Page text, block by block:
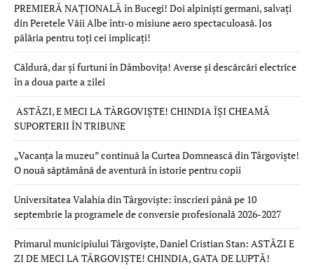
PREMIERĂ NAȚIONALĂ în Bucegi! Doi alpiniști germani, salvați
din Peretele Văii Albe într-o misiune aero spectaculoasă. Jos
pălăria pentru toți cei implicați!
Căldură, dar și furtuni în Dâmbovița! Averse și descărcări electrice
în a doua parte a zilei
ASTĂZI, E MECI LA TÂRGOVIȘTE! CHINDIA ÎȘI CHEAMĂ
SUPORTERII ÎN TRIBUNE
„Vacanța la muzeu” continuă la Curtea Domnească din Târgoviște!
O nouă săptămână de aventură în istorie pentru copii
Universitatea Valahia din Târgoviște: înscrieri până pe 10
septembrie la programele de conversie profesională 2026-2027
Primarul municipiului Târgoviște, Daniel Cristian Stan: ASTĂZI E
ZI DE MECI LA TÂRGOVIȘTE! CHINDIA, GATA DE LUPTĂ!